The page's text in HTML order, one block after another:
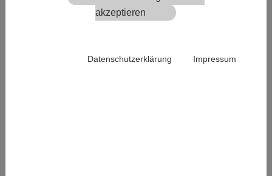
akzeptieren
Datenschutzerklärung Impressum
Da ich ja in der Pfalz wohne und den Wein liebe, freue ich mich
Natürlich kann ich auch andere Produktarten fotografieren,